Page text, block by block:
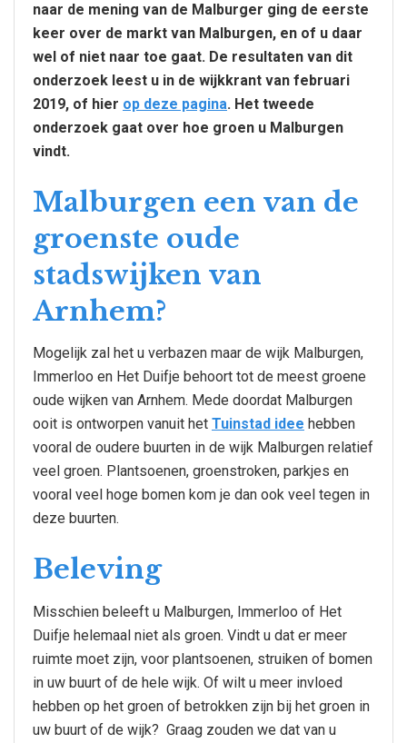
naar de mening van de Malburger ging de eerste
keer over de markt van Malburgen, en of u daar
wel of niet naar toe gaat. De resultaten van dit
onderzoek leest u in de wijkkrant van februari
2019, of hier op deze pagina. Het tweede
onderzoek gaat over hoe groen u Malburgen
vindt.
Malburgen een van de
groenste oude
stadswijken van
Arnhem?
Mogelijk zal het u verbazen maar de wijk Malburgen,
Immerloo en Het Duifje behoort tot de meest groene
oude wijken van Arnhem. Mede doordat Malburgen
ooit is ontworpen vanuit het Tuinstad idee hebben
vooral de oudere buurten in de wijk Malburgen relatief
veel groen. Plantsoenen, groenstroken, parkjes en
vooral veel hoge bomen kom je dan ook veel tegen in
deze buurten.
Beleving
Misschien beleeft u Malburgen, Immerloo of Het
Duifje helemaal niet als groen. Vindt u dat er meer
ruimte moet zijn, voor plantsoenen, struiken of bomen
in uw buurt of de hele wijk. Of wilt u meer invloed
hebben op het groen of betrokken zijn bij het groen in
uw buurt of de wijk? Graag zouden we dat van u